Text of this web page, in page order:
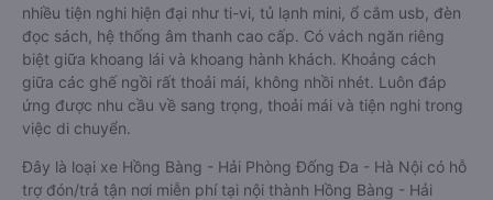
nhiều tiện nghi hiện đại như ti-vi, tủ lạnh mini, ổ cắm usb, đèn
đọc sách, hệ thống âm thanh cao cấp. Có vách ngăn riêng
biệt giữa khoang lái và khoang hành khách. Khoảng cách
giữa các ghế ngồi rất thoải mái, không nhồi nhét. Luôn đáp
ứng được nhu cầu về sang trọng, thoải mái và tiện nghi trong
việc di chuyển.
Đây là loại xe Hồng Bàng - Hải Phòng Đống Đa - Hà Nội có hỗ
trợ đón/trả tận nơi miễn phí tại nội thành Hồng Bàng - Hải